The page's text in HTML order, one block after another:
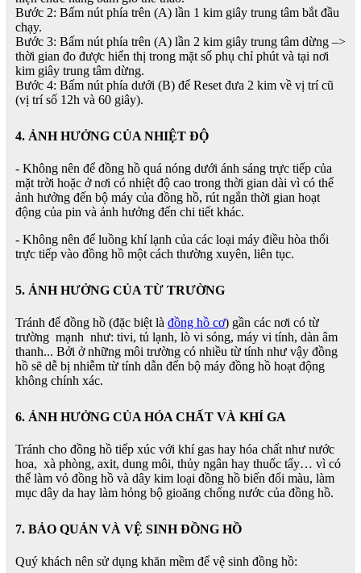
Bước 2: Bấm nút phía trên (A) lần 1 kim giây trung tâm bắt đầu
chạy.
Bước 3: Bấm nút phía trên (A) lần 2 kim giây trung tâm dừng –>
thời gian đo được hiển thị trong mặt số phụ chỉ phút và tại nơi
kim giây trung tâm dừng.
Bước 4: Bấm nút phía dưới (B) để Reset đưa 2 kim về vị trí cũ
(vị trí số 12h và 60 giây).
4. ẢNH HƯỞNG CỦA NHIỆT ĐỘ
- Không nên để đồng hồ quá nóng dưới ánh sáng trực tiếp của
mặt trời hoặc ở nơi có nhiệt độ cao trong thời gian dài vì có thể
ảnh hưởng đến bộ máy của đồng hồ, rút ngắn thời gian hoạt
động của pin và ảnh hưởng đến chi tiết khác.
- Không nên để luồng khí lạnh của các loại máy điều hòa thổi
trực tiếp vào đồng hồ một cách thường xuyên, liên tục.
5. ẢNH HƯỞNG CỦA TỪ TRƯỜNG
Tránh để đồng hồ (đặc biệt là đồng hồ cơ) gần các nơi có từ
trường mạnh như: tivi, tủ lạnh, lò vi sóng, máy vi tính, dàn âm
thanh... Bởi ở những môi trường có nhiều từ tính như vậy đồng
hồ sẽ dễ bị nhiễm từ tính dẫn đến bộ máy đồng hồ hoạt động
không chính xác.
6. ẢNH HƯỞNG CỦA HÓA CHẤT VÀ KHÍ GA
Tránh cho đồng hồ tiếp xúc với khí gas hay hóa chất như nước
hoa, xà phòng, axit, dung môi, thủy ngân hay thuốc tẩy… vì có
thể làm vỏ đồng hồ và dây kim loại đồng hồ biến đổi màu, làm
mục dây da hay làm hỏng bộ gioăng chống nước của đồng hồ.
7. BẢO QUẢN VÀ VỆ SINH ĐỒNG HỒ
Quý khách nên sử dụng khăn mềm để vệ sinh đồng hồ: